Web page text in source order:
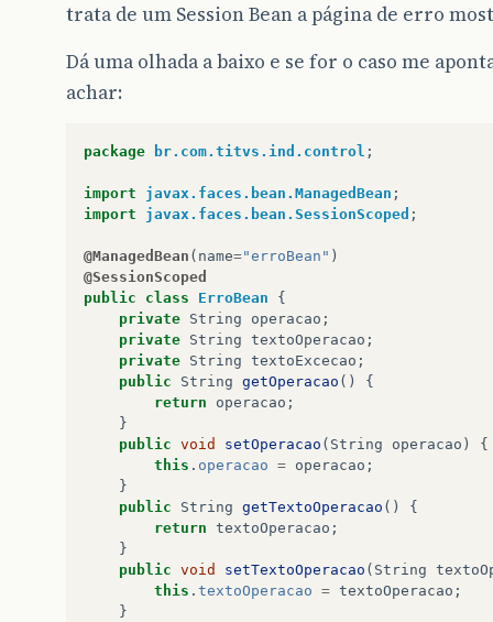
trata de um Session Bean a página de erro
Dá uma olhada a baixo e se for o caso me
achar:
package br.com.titvs.ind.control ;
import javax.faces.bean.ManagedBean ;
import
javax.faces.bean.SessionScoped ;
@ManagedBean ( name="erroBean" )
@SessionScoped
public
class ErroBean
{
private String operacao ;
private String textoOperacao ;
private String textoExcecao ;
public
String getOperacao ()
{
return
operacao ;
}
public void setOperacao ( String operacao )
{
this . operacao = operacao ;
}
public
String getTextoOperacao ()
{
return textoOperacao ;
}
public void setTextoOperacao ( String
this . textoOperacao = textoOperacao ;
}